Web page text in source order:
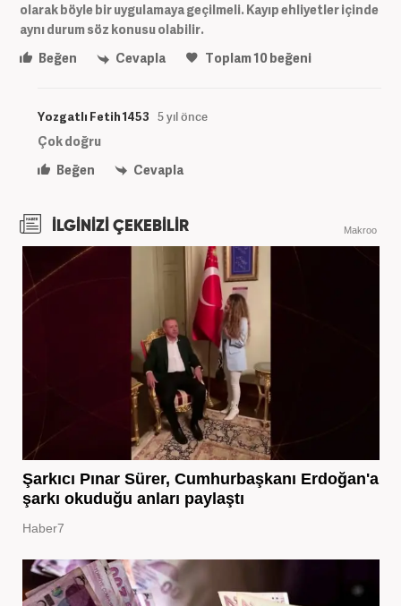
olarak böyle bir uygulamaya geçilmeli. Kayıp ehliyetler içinde
aynı durum söz konusu olabilir.
Beğen
Cevapla Toplam10beğeni
Yozgatlı Fetih 1453 5 yıl önce
Çok doğru
Beğen
Cevapla
İLGİNİZİ ÇEKEBİLİR Makroo
Şarkıcı Pınar Sürer, Cumhurbaşkanı Erdoğan'a
şarkı okuduğu anları paylaştı
Haber7